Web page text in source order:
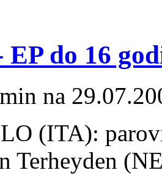
EP do 16
na
(ITA):
Terheyden